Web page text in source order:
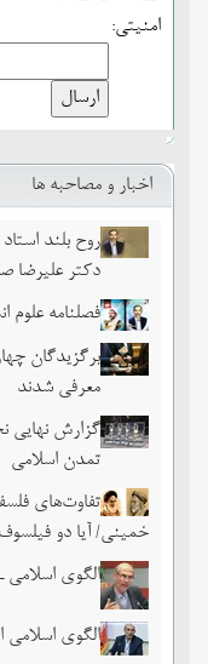
امنیتی:
اخبار و مصاحبه ها
روح بلند
دکتر علیرضا
فصلنامه علوم
برگزیدگان
معرفی شدند
گزارش نهایی
تمدن اسلامی
تفاوت‌های
خمینی/ آیا دو
الگوی اسلامی
الگوی اسلامی